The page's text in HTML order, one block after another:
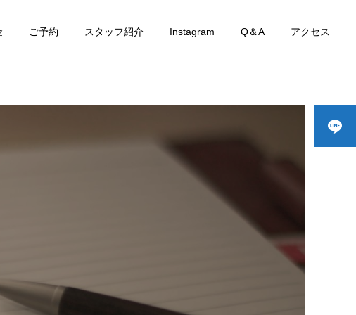
ご予約 スタッフ紹介 Instagram Q＆A アクセス